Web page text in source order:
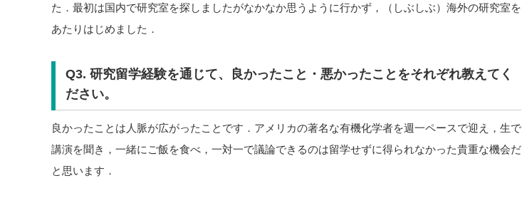
た．最初は国内で研究室を探しましたがなかなか思うように行かず，（しぶしぶ）海外の研究室を
あたりはじめました．
Q3. 研究留学経験を通じて、良かったこと・悪かったことをそれぞれ教えてく
ださい。
良かったことは人脈が広がったことです．アメリカの著名な有機化学者を週一ペースで迎え，生で
講演を聞き，一緒にご飯を食べ，一対一で議論できるのは留学せずに得られなかった貴重な機会だ
と思います．